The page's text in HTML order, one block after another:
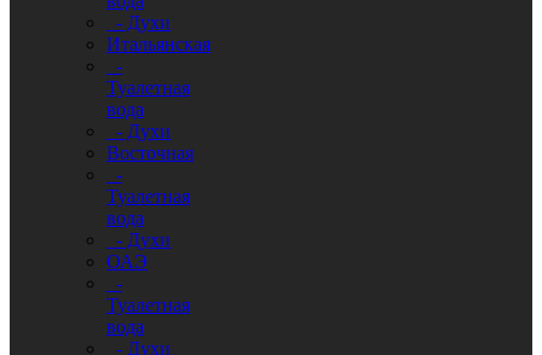
- Духи
Итальянская
-
Туалетная
вода
- Духи
Восточная
-
Туалетная
вода
- Духи
ОАЭ
-
Туалетная
вода
- Духи